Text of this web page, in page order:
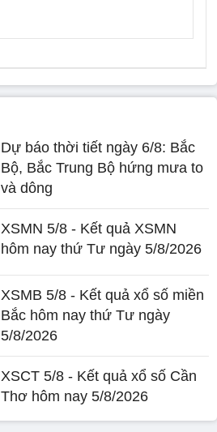
Dự báo thời tiết ngày 6/8: Bắc
Bộ, Bắc Trung Bộ hứng mưa to
và dông
XSMN 5/8 - Kết quả XSMN
hôm nay thứ Tư ngày 5/8/2026
XSMB 5/8 - Kết quả xổ số miền
Bắc hôm nay thứ Tư ngày
5/8/2026
XSCT 5/8 - Kết quả xổ số Cần
Thơ hôm nay 5/8/2026